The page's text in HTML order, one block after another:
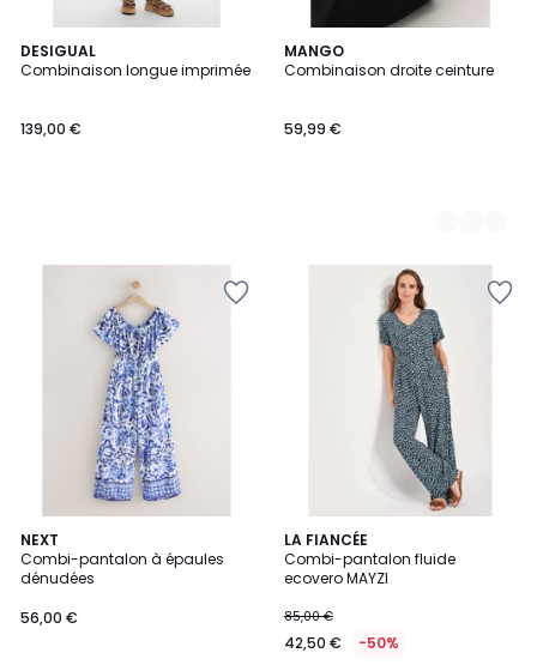
DESIGUAL
Combinaison longue imprimée
139,00 €
MANGO
Combinaison droite ceinture
59,99 €
2
Couleurs
NEXT
Combi-pantalon à épaules
dénudées
56,00 €
LA FIANCÉE
Combi-pantalon fluide
ecovero MAYZI
85,00 €
42,50 € -50%
2
Couleurs